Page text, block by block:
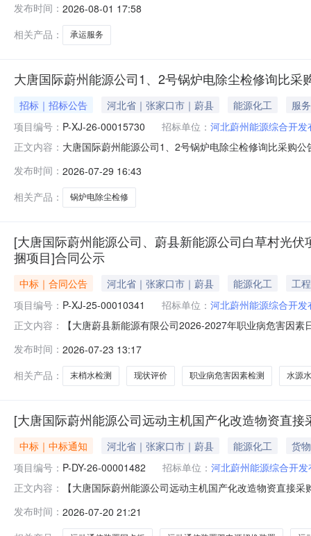
币种：人民币4.承/倒运数量：30,0005.发货地：内蒙古,
发布时间： 2026-08-01 17:58
相关产品：
承运服务
大唐国际蔚州能源公司1、2号锅炉电除尘检修询比采
招标｜招标公告 河北省｜张家口市｜蔚县 能源化工
服务
项目编号： P-XJ-26-00015730 招标单位： 河北蔚州能源综合开发
正文内容： 大唐国际蔚州能源公司1、2号锅炉电除尘检修询比采购
八、采购代理机构：中国大唐集团有限公司物资分公司
发布时间： 2026-07-29 16:43
相关产品：
锅炉电除尘检修
[大唐国际蔚州能源公司、蔚县新能源公司白草村光
捆项目]合同公示
中标｜合同公告 河北省｜张家口市｜蔚县 能源化工
工程
项目编号： P-XJ-25-00010341 招标单位： 河北蔚州能源综合开发
正文内容：
【大唐蔚县新能源有限公司2026-2027年职业病危害因
蔚州能源公司、蔚县新能源公司白草村光伏项目、西合
发布时间： 2026-07-23 13:17
相关产品：
末梢水检测 现状评价 职业病危害因素检测 水源
[大唐国际蔚州能源公司远动主机国产化改造物资直接
中标｜中标通知 河北省｜张家口市｜蔚县 能源化工
货物
项目编号： P-DY-26-00001482 招标单位： 河北蔚州能源综合开
正文内容：
【大唐国际蔚州能源公司远动主机国产化改造物资直接
采购物资、施工或服务的说明：河北蔚州能源综合开发
D200系列设备，2
发布时间： 2026-07-20 21:21